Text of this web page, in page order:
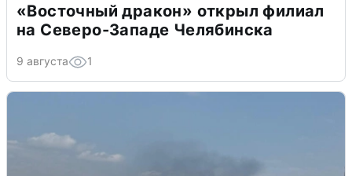
«Восточный дракон» открыл филиал
на Северо-Западе Челябинска
9 августа 1